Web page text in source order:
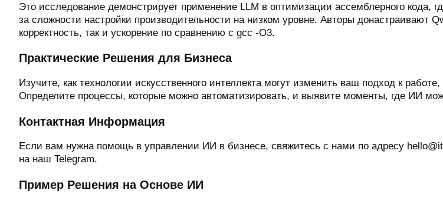
Это исследование демонстрирует применение LLM в оптимизации ассемблерного кода,
за сложности настройки производительности на низком уровне. Авторы донастраивают
корректность, так и ускорение по сравнению с gcc -O3.
Практические Решения для Бизнеса
Изучите, как технологии искусственного интеллекта могут изменить ваш подход к
Определите процессы, которые можно автоматизировать, и выявите моменты, где ИИ
Контактная Информация
Если вам нужна помощь в управлении ИИ в бизнесе, свяжитесь с нами по адресу
на наш Telegram.
Пример Решения на Основе ИИ